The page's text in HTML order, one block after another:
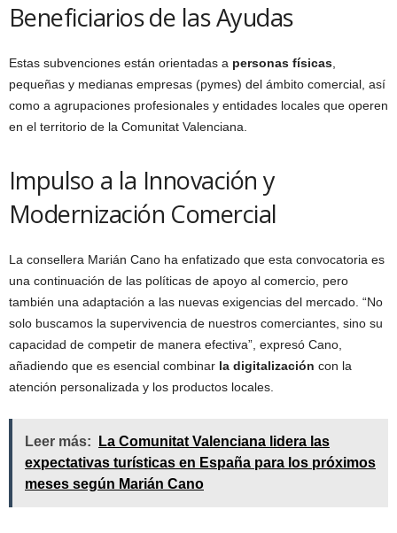
Beneficiarios de las Ayudas
Estas subvenciones están orientadas a personas físicas
pequeñas y medianas empresas (pymes) del ámbito comercial, así
como a agrupaciones profesionales y entidades locales que operen
en el territorio de la Comunitat Valenciana.
Impulso a la Innovación y
Modernización Comercial
La consellera Marián Cano ha enfatizado que esta convocatoria es
una continuación de las políticas de apoyo al comercio, pero
también una adaptación a las nuevas exigencias del mercado. “No
solo buscamos la supervivencia de nuestros comerciantes, sino su
capacidad de competir de manera efectiva”, expresó Cano,
añadiendo que es esencial combinar la digitalización con la
atención personalizada y los productos locales.
Leer más:
La Comunitat Valenciana lidera las
expectativas turísticas en España para los próximos
meses según Marián Cano